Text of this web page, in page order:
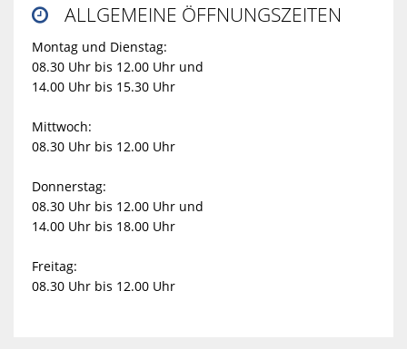
 ALLGEMEINE ÖFFNUNGSZEITEN
Montag und Dienstag:
08.30 Uhr bis 12.00 Uhr und
14.00 Uhr bis 15.30 Uhr
Mittwoch:
08.30 Uhr bis 12.00 Uhr
Donnerstag:
08.30 Uhr bis 12.00 Uhr und
14.00 Uhr bis 18.00 Uhr
Freitag:
08.30 Uhr bis 12.00 Uhr